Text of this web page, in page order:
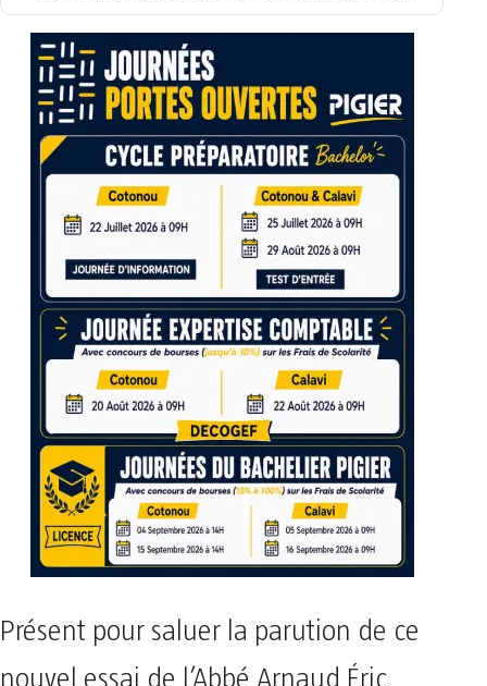
Présent pour saluer la parution de ce
nouvel essai de l’Abbé Arnaud Éric